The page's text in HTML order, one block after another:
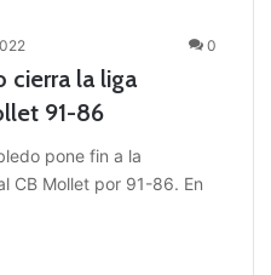
0
cierra la liga
91-86
pone fin a la
CB Mollet por 91-86. En